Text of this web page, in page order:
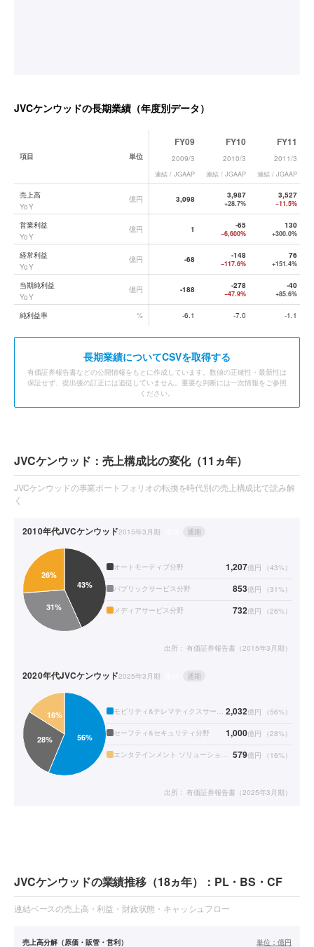
JVCケンウッドの長期業績（年度別データ）
JVCケンウッド
項目 単位
FY09
2009/3
連結 / JGAAP
FY10
2010/3
連結 / JGAAP
FY11
2011/3
連結 / JGAAP
売上高
YoY
億円 3,098 3,987
+28.7%
3,527
−11.5%
営業利益
YoY
億円 1 -65
−6,600%
130
+300.0%
経常利益
YoY
億円 -68 -148
−117.6%
76
+151.4%
当期純利益
YoY
億円 -188 -278
−47.9%
-40
+85.6%
純利益率 % -6.1 -7.0 -1.1
長期業績についてCSVを取得する
有価証券報告書などの公開情報をもとに作成しています。数値の正確性・最新性は
保証せず、提出後の訂正には追従していません。重要な判断には一次情報をご参照
ください。
JVCケンウッド：売上構成比の変化（11ヵ年）
JVCケンウッドの事業ポートフォリオの転換を時代別の売上構成比で読み解
く
2010年代JVCケンウッド2015年3月期 通期
オートモーティブ分野 1,207億円 （43%）
パブリックサービス分野 853億円 （31%）
メディアサービス分野 732億円 （26%）
出所： 有価証券報告書（2015年3月期）
2020年代JVCケンウッド2025年3月期 通期
モビリティ&テレマティクスサービス分野 2,032億円 （56%）
セーフティ&セキュリティ分野 1,000億円 （28%）
エンタテインメント ソリューションズ分野 579億円 （ 16%）
出所： 有価証券報告書（2025年3月期）
JVCケンウッドの業績推移（18ヵ年）：PL・BS・CF
連結ベースの売上高・利益・財政状態・キャッシュフロー
売上高分解（原価・販管・営利） 単位： 億円